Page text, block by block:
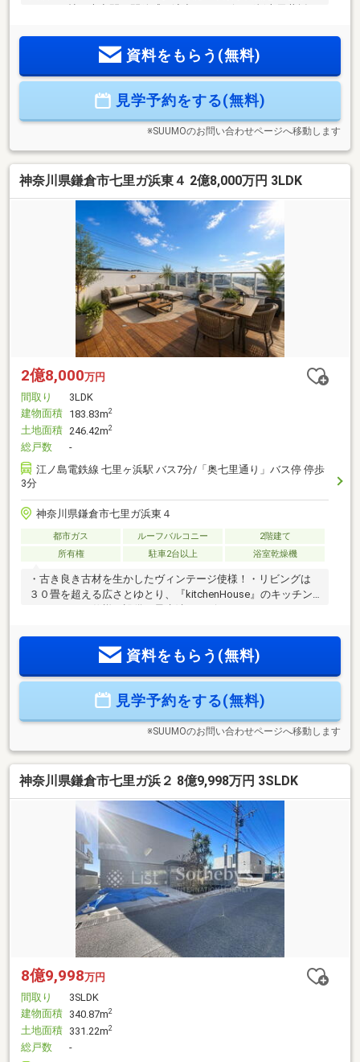
富な収納力・リビングイン階段で家族のコミュニケーション
◎・浴室乾燥機付システムバスで雨の日も快適・宅配ボック
【リスト湘南支店でお待ちしております♪】物件の詳細や資料
請求は【0120-880-491 (通話無料)】まで！
資料をもらう(無料)
見学予約をする(無料)
※SUUMOのお問い合わせページへ移動します
神奈川県鎌倉市七里ガ浜東４ 2億8,000万円 3LDK
2億8,000万円
間取り
3LDK
建物面積 183.83m2
土地面積 246.42m2
総戸数
-
江ノ島電鉄線 七里ヶ浜駅 バス7分/「奥七里通り」バス停 停歩
3分
神奈川県鎌倉市七里ガ浜東４
都市ガス ルーフバルコニー
2階建て
所有権
駐車2台以上 浴室乾燥機
・古き良き古材を生かしたヴィンテージ使様！・リビングは
３０畳を超える広さとゆとり、『kitchenHouse』のキッチン
ってくれます！ また、平置きで2台止めることもでき、ガレ
ージから室内へ出入り可能！・IOT設備も充実しており、セカ
活環境の整っている七里ガ浜東！ゆとりある落ち着いた高級
資料をもらう(無料)
見学予約をする(無料)
※SUUMOのお問い合わせページへ移動します
神奈川県鎌倉市七里ガ浜２ 8億9,998万円 3SLDK
8億9,998万円
間取り
3SLDK
建物面積 340.87m2
土地面積 331.22m2
総戸数
-